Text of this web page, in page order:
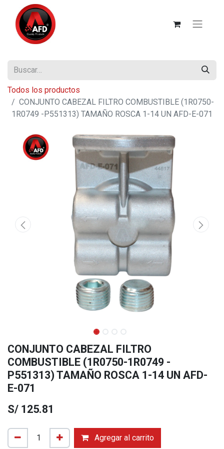
Todos los productos
CONJUNTO CABEZAL FILTRO COMBUSTIBLE (1R0750-
1R0749 -P551313) TAMAÑO ROSCA 1-14 UN AFD-E-071
CONJUNTO CABEZAL FILTRO
COMBUSTIBLE (1R0750-1R0749 -
P551313) TAMAÑO ROSCA 1-14 UN AFD-
E-071
S/ 125.81
Agregar al carrito